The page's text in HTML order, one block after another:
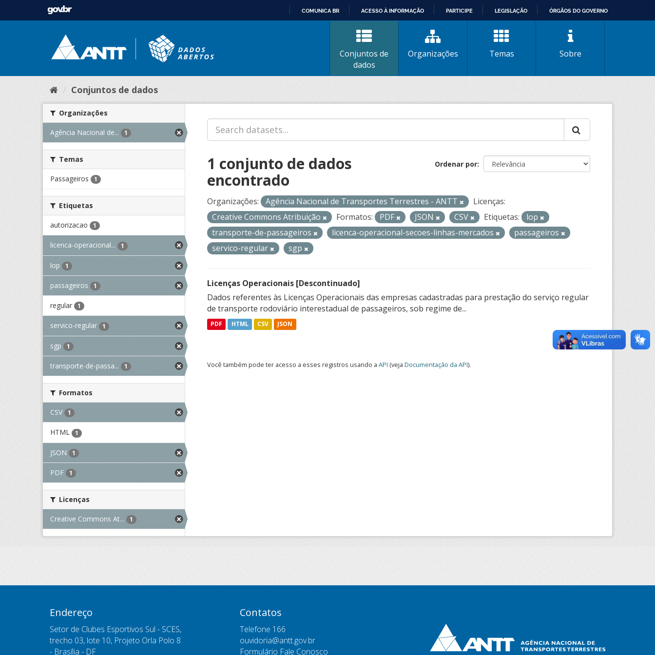
CONTEÚDO
COMUNICA BR ACESSO À INFORMAÇÃO PARTICIPE LEGISLAÇÃO ÓRGÃOS DO GOVERNO
Conjuntos de
dados
Organizações Temas Sobre
Conjuntos de dados
Organizações
Agência Nacional de... 1
Temas
Passageiros 1
Etiquetas
autorizacao 1
licenca-operacional... 1
lop 1
passageiros 1
regular 1
servico-regular 1
sgp 1
transporte-de-passa... 1
Formatos
CSV 1
HTML 1
JSON 1
PDF 1
Licenças
Creative Commons At... 1
Ordenar por
1 conjunto de dados
encontrado
Organizações: Agência Nacional de Transportes Terrestres - ANTT
Licenças:
Creative Commons Atribuição
Formatos: PDF JSON CSV Etiquetas:
lop
transporte-de-passageiros
licenca-operacional-secoes-linhas-mercados
passageiros
servico-regular
sgp
Licenças Operacionais [Descontinuado]
Dados referentes às Licenças Operacionais das empresas cadastradas para prestação do serviço regular
de transporte rodoviário interestadual de passageiros, sob regime de...
PDF HTML CSV JSON
Você também pode ter acesso a esses registros usando a API (veja Documentação da API).
Endereço
Setor de Clubes Esportivos Sul - SCES,
trecho 03, lote 10, Projeto Orla Polo 8
- Brasília - DF
Contatos
Telefone 166
ouvidoria@antt.gov.br
Formulário Fale Conosco